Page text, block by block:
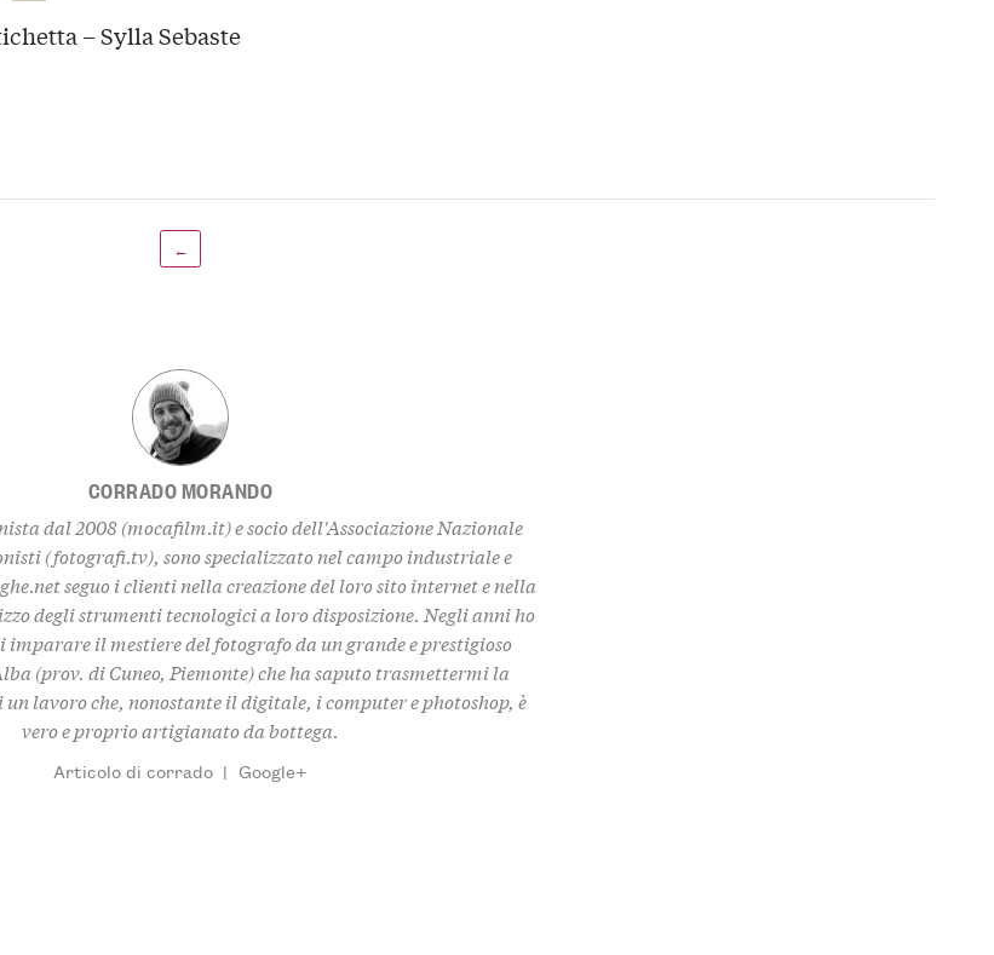
– Sylla Sebaste
←
CORRADO MORANDO
dal 2008 (mocafilm.it) e socio dell'Associazione Nazionale
(fotografi.tv), sono specializzato nel campo industriale e
seguo i clienti nella creazione del loro sito internet e nella
degli strumenti tecnologici a loro disposizione. Negli anni ho
il mestiere del fotografo da un grande e prestigioso
(prov. di Cuneo, Piemonte) che ha saputo trasmettermi la
un lavoro che, nonostante il digitale, i computer e photoshop, è
vero e proprio artigianato da bottega.
Articolo di corrado | Google+